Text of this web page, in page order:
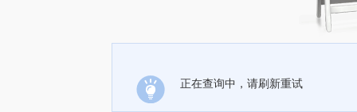
正在查询中，请刷新重试